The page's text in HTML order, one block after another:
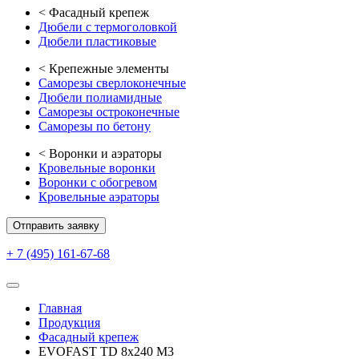
< Фасадный крепеж
Дюбели с термоголовкой
Дюбели пластиковые
< Крепежные элементы
Саморезы сверлоконечные
Дюбели полиамидные
Саморезы остроконечные
Саморезы по бетону
< Воронки и аэраторы
Кровельные воронки
Воронки с обогревом
Кровельные аэраторы
Отправить заявку
+ 7 (495) 161-67-68
Главная
Продукция
Фасадный крепеж
EVOFAST TD 8х240 М3